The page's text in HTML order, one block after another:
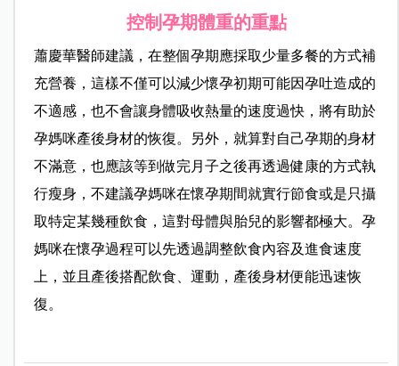
控制孕期體重的重點
蕭慶華醫師建議，在整個孕期應採取少量多餐的方式補
充營養，這樣不僅可以減少懷孕初期可能因孕吐造成的
不適感，也不會讓身體吸收熱量的速度過快，將有助於
孕媽咪產後身材的恢復。另外，就算對自己孕期的身材
不滿意，也應該等到做完月子之後再透過健康的方式執
行瘦身，不建議孕媽咪在懷孕期間就實行節食或是只攝
取特定某幾種飲食，這對母體與胎兒的影響都極大。孕
媽咪在懷孕過程可以先透過調整飲食內容及進食速度
上，並且產後搭配飲食、運動，產後身材便能迅速恢
復。